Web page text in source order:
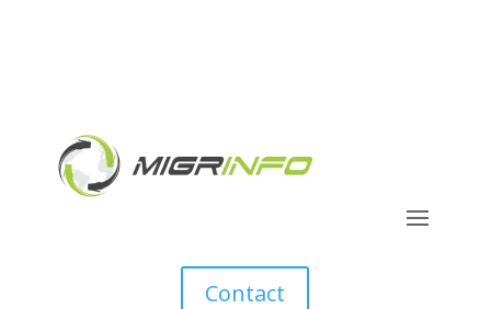
Contact